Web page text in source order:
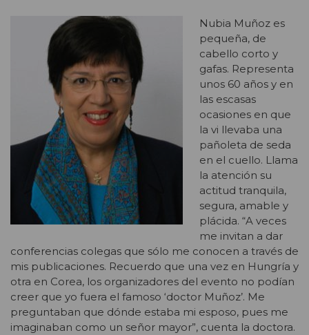
Nubia Muñoz es
pequeña, de
cabello corto y
gafas. Representa
unos 60 años y en
las escasas
ocasiones en que
la vi llevaba una
pañoleta de seda
en el cuello. Llama
la atención su
actitud tranquila,
segura, amable y
plácida. “A veces
me invitan a dar
conferencias colegas que sólo me conocen a través de
mis publicaciones. Recuerdo que una vez en Hungría y
otra en Corea, los organizadores del evento no podían
creer que yo fuera el famoso ‘doctor Muñoz’. Me
preguntaban que dónde estaba mi esposo, pues me
imaginaban como un señor mayor”, cuenta la doctora.